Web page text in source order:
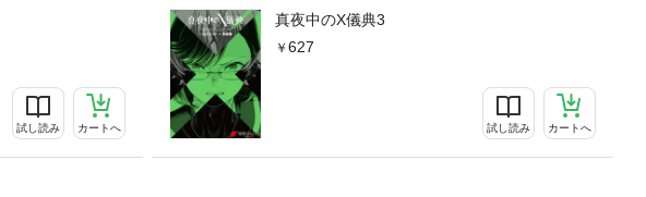
試し読み カートへ
真夜中のX儀典3
627
試し読み カートへ